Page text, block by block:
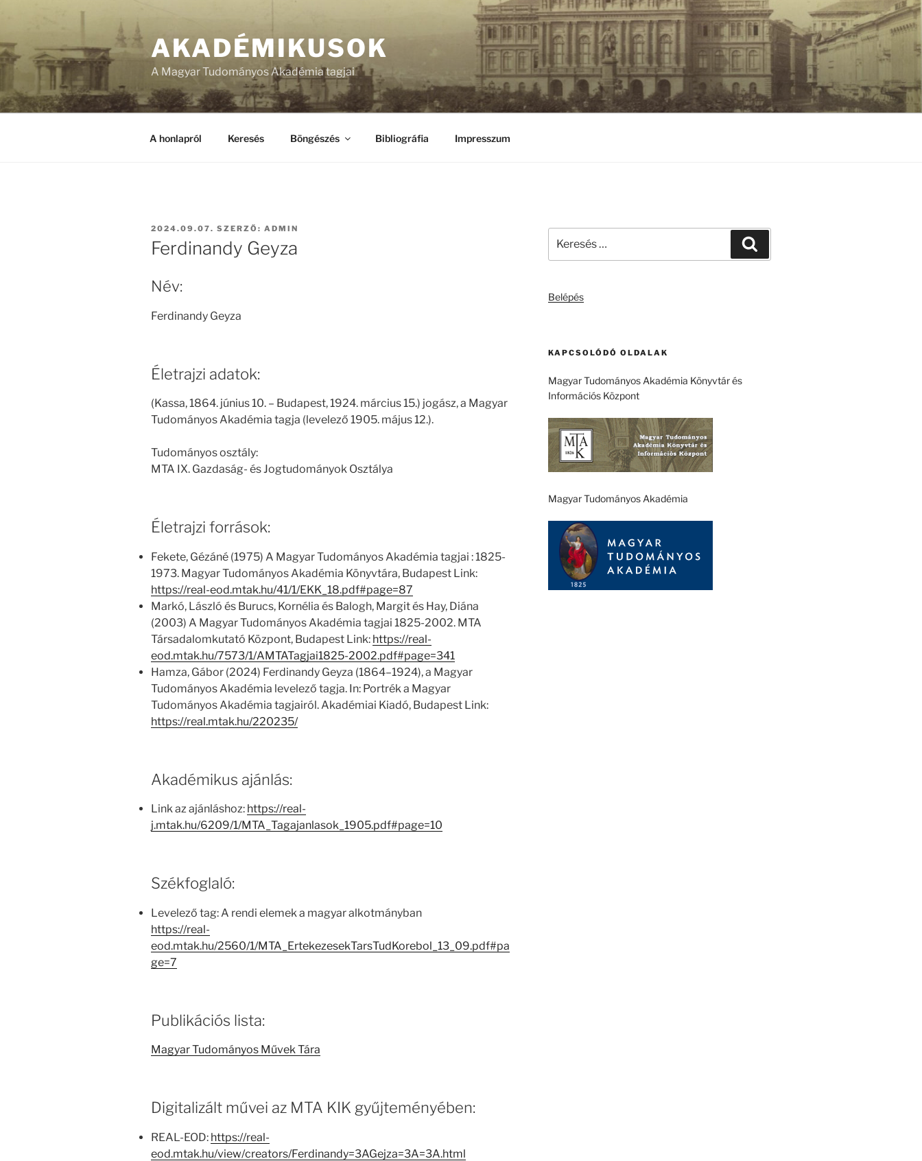
AKADÉMIKUSOK
A Magyar Tudományos Akadémia tagjai
A honlapról Keresés Böngészés Bibliográfia Impresszum
BEKÜLDVE:
2024.09.07. SZERZŐ: ADMIN
Ferdinandy Geyza
Név:
Ferdinandy Geyza
Életrajzi adatok:
(Kassa, 1864. június 10. – Budapest, 1924. március 15.) jogász, a Magyar
Tudományos Akadémia tagja (levelező 1905. május 12.).
Tudományos osztály:
MTA IX. Gazdaság- és Jogtudományok Osztálya
Életrajzi források:
Fekete, Gézáné (1975) A Magyar Tudományos Akadémia tagjai : 1825-
1973. Magyar Tudományos Akadémia Könyvtára, Budapest Link:
https://real-eod.mtak.hu/41/1/EKK_18.pdf#page=87
Markó, László és Burucs, Kornélia és Balogh, Margit és Hay, Diána
(2003) A Magyar Tudományos Akadémia tagjai 1825-2002. MTA
Társadalomkutató Központ, Budapest Link: https://real-
eod.mtak.hu/7573/1/AMTATagjai1825-2002.pdf#page=341
Hamza, Gábor (2024) Ferdinandy Geyza (1864–1924), a Magyar
Tudományos Akadémia levelező tagja. In: Portrék a Magyar
Tudományos Akadémia tagjairól. Akadémiai Kiadó, Budapest Link:
https://real.mtak.hu/220235/
Akadémikus ajánlás:
Link az ajánláshoz: https://real-
j.mtak.hu/6209/1/MTA_Tagajanlasok_1905.pdf#page=10
Székfoglaló:
Levelező tag: A rendi elemek a magyar alkotmányban
https://real-
eod.mtak.hu/2560/1/MTA_ErtekezesekTarsTudKorebol_13_09.pdf#pa
ge=7
Publikációs lista:
Magyar Tudományos Művek Tára
Digitalizált művei az MTA KIK gyűjteményében:
REAL-EOD: https://real-
eod.mtak.hu/view/creators/Ferdinandy=3AGejza=3A=3A.html
következő
Belépés
KAPCSOLÓDÓ OLDALAK
Magyar Tudományos Akadémia Könyvtár és
Információs Központ
Magyar Tudományos Akadémia